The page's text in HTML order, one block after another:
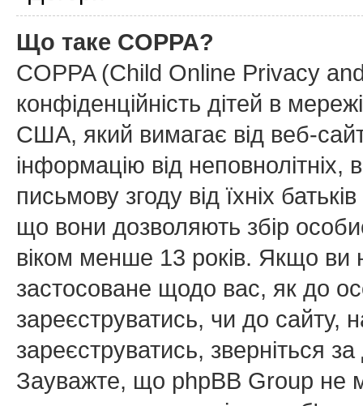
Що таке COPPA?
COPPA (Child Online Privacy
конфіденційність дітей в
США, який вимагає від веб-
інформацію від
письмову згоду від їхніх
що вони дозволяють збір
віком менше 13 років. Якщо ви
застосоване щодо вас, як до
зареєструватись, чи до сайту,
зареєструватись, зверніться
Зауважте, що phpBB Group не